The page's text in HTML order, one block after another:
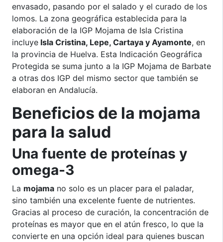
envasado, pasando por el salado y el curado de los
lomos. La zona geográfica establecida para la
elaboración de la IGP Mojama de Isla Cristina
incluye Isla Cristina, Lepe, Cartaya y Ayamonte, en
la provincia de Huelva. Esta Indicación Geográfica
Protegida se suma junto a la IGP Mojama de Barbate
a otras dos IGP del mismo sector que también se
elaboran en Andalucía.
Beneficios de la mojama
para la salud
Una fuente de proteínas y
omega-3
La mojama no solo es un placer para el paladar,
sino también una excelente fuente de nutrientes.
Gracias al proceso de curación, la concentración de
proteínas es mayor que en el atún fresco, lo que la
convierte en una opción ideal para quienes buscan